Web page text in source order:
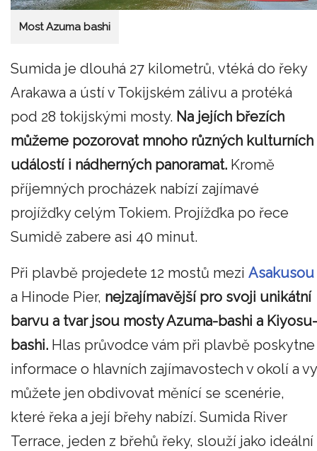
Most Azuma bashi
Sumida je dlouhá 27 kilometrů, vtéká do řeky
Arakawa a ústí v Tokijském zálivu a protéká
pod 28 tokijskými mosty. Na jejích březích
můžeme pozorovat mnoho různých kulturních
událostí i nádherných panoramat. Kromě
příjemných procházek nabízí zajímavé
projížďky celým Tokiem. Projížďka po řece
Sumidě zabere asi 40 minut.
Při plavbě projedete 12 mostů mezi Asakusou
a Hinode Pier, nejzajímavější pro svoji unikátní
barvu a tvar jsou mosty Azuma-bashi a Kiyosu-
bashi. Hlas průvodce vám při plavbě poskytne
informace o hlavních zajímavostech v okolí a vy
můžete jen obdivovat měnící se scenérie,
které řeka a její břehy nabízí. Sumida River
Terrace, jeden z břehů řeky, slouží jako ideální